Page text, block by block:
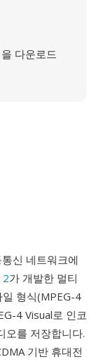
다운로드
신 네트워크에
2가 개발한 멀티
형식(MPEG-4
4 Visual로 인코
오를 저장합니다.
기반 휴대전